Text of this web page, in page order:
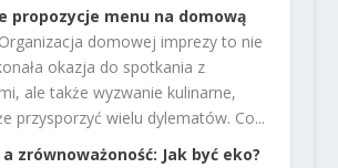
propozycje menu na domową
Organizacja domowej imprezy to nie
okazja do spotkania z
ale także wyzwanie kulinarne,
przysporzyć wielu dylematów. Co...
zrównoważoność: Jak być eko?